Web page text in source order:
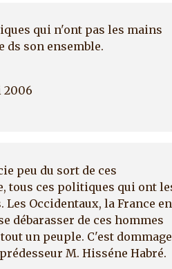
qui n'ont pas les mains
ds son ensemble.
2006
peu du sort de ces
tous ces politiques qui ont
Occidentaux, la France en
débarasser de ces hommes
un peuple. C'est dommage
M. Hisséne Habré.